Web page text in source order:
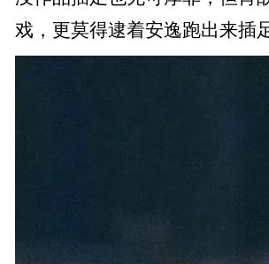
戏，更莫得逮着安逸跑出来插